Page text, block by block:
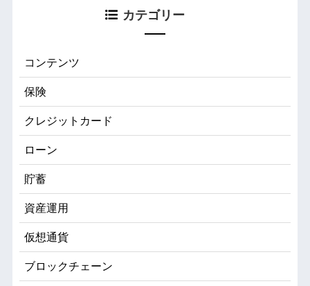
カテゴリー
コンテンツ
保険
クレジットカード
ローン
貯蓄
資産運用
仮想通貨
ブロックチェーン